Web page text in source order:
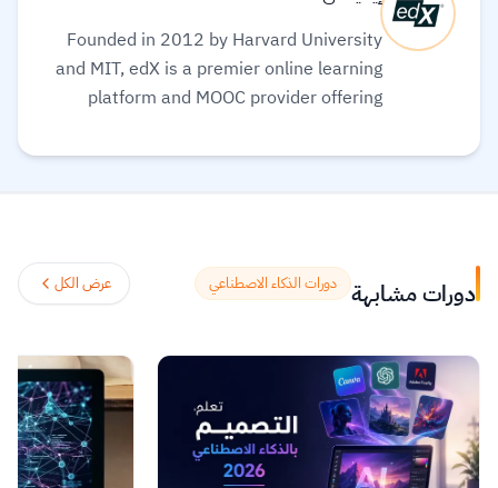
Founded in 2012 by Harvard University
and MIT, edX is a premier online learning
platform and MOOC provider offering
certificates, and degrees from top-tier
million learners to acquire in-demand
skills in fields like computer science, AI,
courses for free or pay for verified
certificates to boost their professional
careers.
اقرأ المزيد.
دورات مشابهة دورات الذكاء الاصطناعي عرض الكل